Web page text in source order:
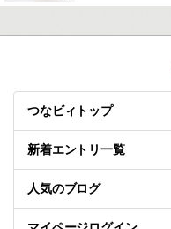
つなビィトップ
新着エントリ一覧
人気のブログ